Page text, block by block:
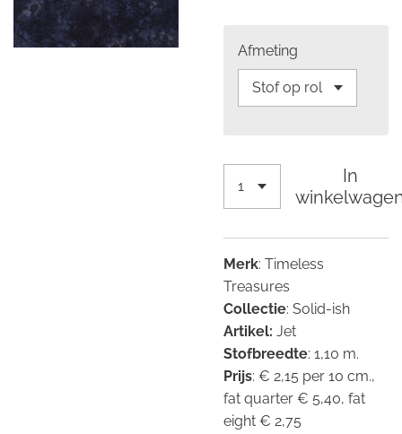
Afmeting
In
Merk: Timeless
Treasures
Collectie: Solid-ish
Artikel: Jet
Stofbreedte: 1,10 m.
Prijs: € 2,15 per 10 cm.,
fat quarter € 5,40, fat
eight € 2,75